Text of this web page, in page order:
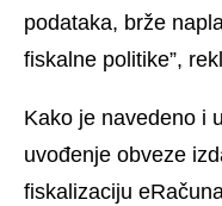
podataka, brže
fiskalne politike”,
Kako je navedeno i
uvođenje obveze
fiskalizaciju